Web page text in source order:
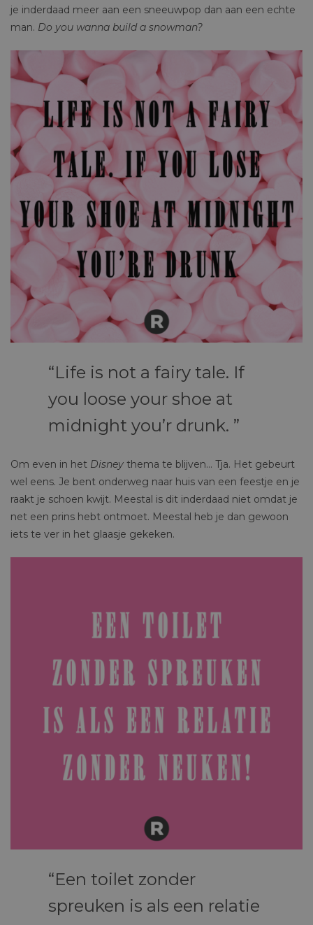
je inderdaad meer aan een sneeuwpop dan aan een echte
man. Do you wanna build a snowman?
Life is not a fairy tale. If
you loose your shoe at
midnight you’r drunk.
Om even in het Disney thema te blijven… Tja. Het gebeurt
wel eens. Je bent onderweg naar huis van een feestje en je
raakt je schoen kwijt. Meestal is dit inderdaad niet omdat je
net een prins hebt ontmoet. Meestal heb je dan gewoon
iets te ver in het glaasje gekeken.
Een toilet zonder
spreuken is als een relatie